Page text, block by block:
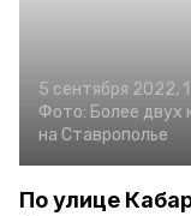
5 сентября 2022,
Фото: Более двух
на Ставрополье
По улице